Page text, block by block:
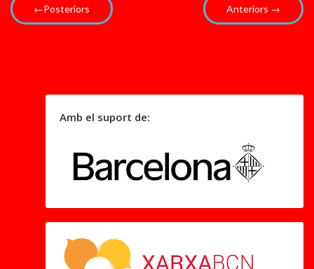
←Posteriors Anteriors →
Amb el suport de: